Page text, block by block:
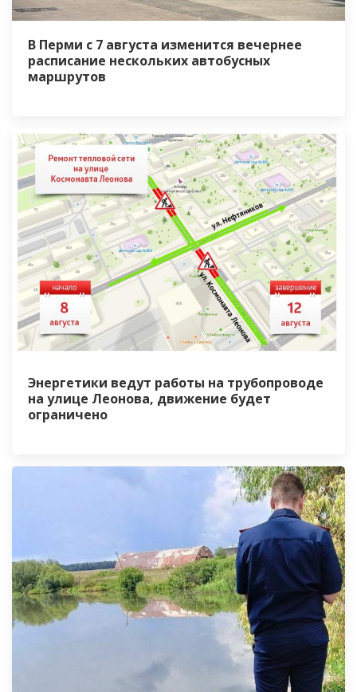
В Перми с 7 августа изменится вечернее
расписание нескольких автобусных
маршрутов
Энергетики ведут работы на трубопроводе
на улице Леонова, движение будет
ограничено